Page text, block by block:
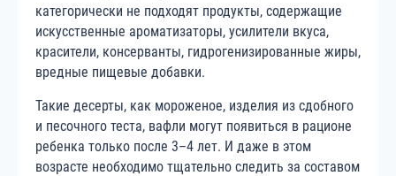
категорически не подходят продукты, содержащие
искусственные ароматизаторы, усилители вкуса,
красители, консерванты, гидрогенизированные жиры,
вредные пищевые добавки.
Такие десерты, как мороженое, изделия из сдобного
и песочного теста, вафли могут появиться в рационе
ребенка только после 3–4 лет. И даже в этом
возрасте необходимо тщательно следить за составом